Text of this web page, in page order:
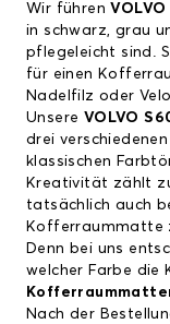
Wir führen
in schwarz, grau
pflegeleicht sind.
für einen
Nadelfilz oder
Unsere VOLVO
drei
klassischen
Kreativität zählt
tatsächlich auch
Kofferraummatte
Denn bei uns
welcher Farbe die
Nach der